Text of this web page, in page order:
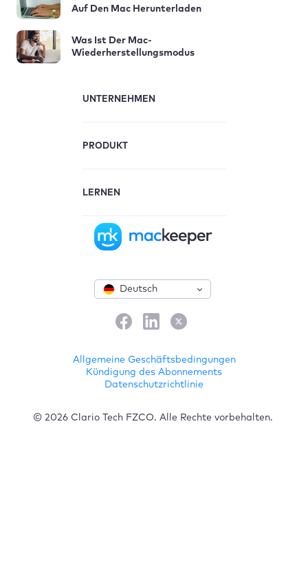
Auf Den Mac Herunterladen
Was Ist Der Mac-
Wiederherstellungsmodus
Deutsch
UNTERNEHMEN
PRODUKT
LERNEN
Allgemeine Geschäftsbedingungen
Kündigung des Abonnements
Datenschutzrichtlinie
© 2026 Clario Tech FZCO. Alle Rechte vorbehalten.